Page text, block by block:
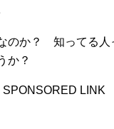
のか？ 知ってる人
か？
SPONSORED LINK